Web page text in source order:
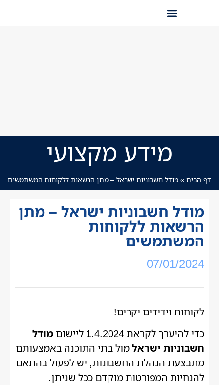
מידע מקצועי
דף הבית » מודל חשבוניות ישראל – מתן הרשאות ללקוחות המשתמשים
מודל חשבוניות ישראל – מתן
הרשאות ללקוחות
המשתמשים
07/01/2024
לקוחות וידידים יקרים!
כדי להיערך לקראת 1.4.2024 ליישום
מודל
חשבוניות ישראלמול בתי התוכנה באמצעותם
מתבצעת הנהלת החשבונות, יש לפעול בהתאם
להנחיות המפורטות מוקדם ככל שניתן.